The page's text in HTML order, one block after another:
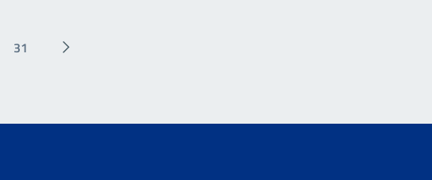
31